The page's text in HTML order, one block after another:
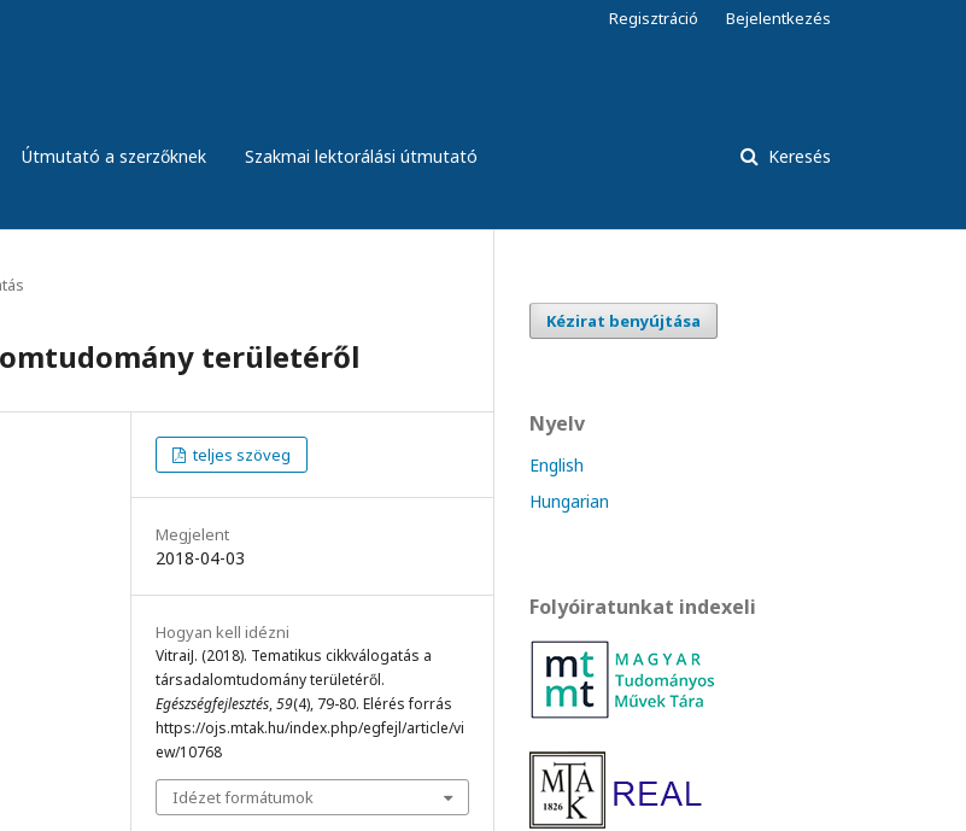
Útmutató a szerzőknek Szakmai lektorálási útmutató Keresés
Regisztráció Bejelentkezés
területéről
teljes szöveg
Megjelent
2018-04-03
Hogyan kell idézni
VitraiJ. (2018). Tematikus cikkválogatás a
társadalomtudomány területéről.
Egészségfejlesztés,59(4), 79-80. Elérés forrás
https://ojs.mtak.hu/index.php/egfejl/article/vi
ew/10768
Idézet formátumok
Kézirat benyújtása
Nyelv
English
Hungarian
Folyóiratunkat indexeli